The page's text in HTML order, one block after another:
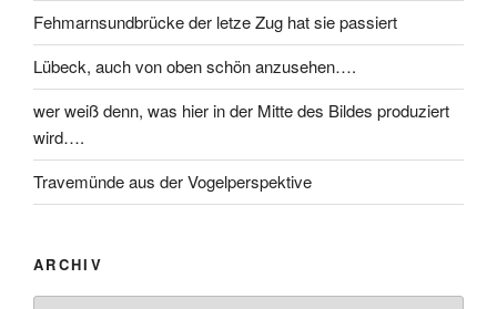
Fehmarnsundbrücke der letze Zug hat sie passiert
Lübeck, auch von oben schön anzusehen….
wer weiß denn, was hier in der Mitte des Bildes produziert
wird….
Travemünde aus der Vogelperspektive
ARCHIV